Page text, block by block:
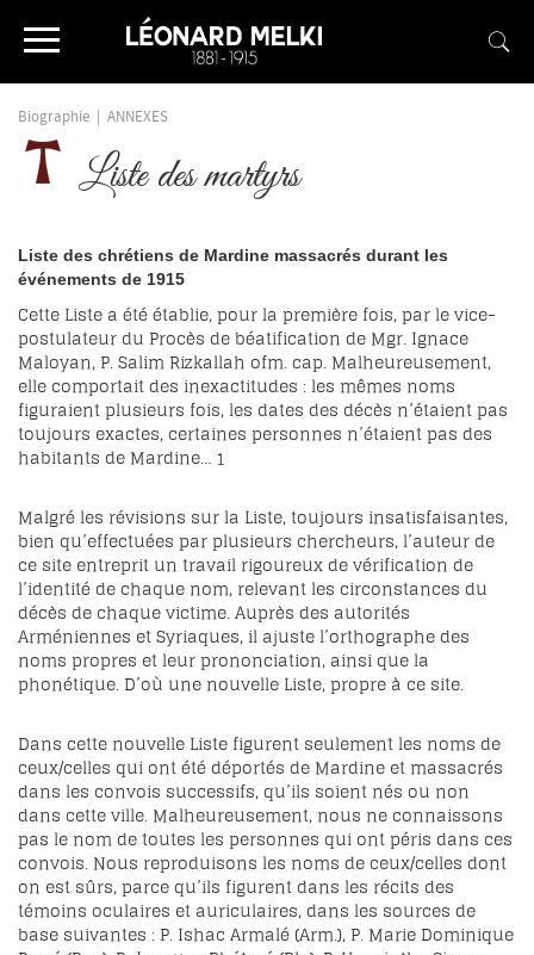
Biographie ANNEXES
Liste des martyrs
Liste des chrétiens de Mardine massacrés durant les
événements de 1915
Cette Liste a été établie, pour la première fois, par le vice-
postulateur du Procès de béatification de Mgr. Ignace
Maloyan, P. Salim Rizkallah ofm. cap. Malheureusement,
elle comportait des inexactitudes : les mêmes noms
figuraient plusieurs fois, les dates des décès n’étaient pas
toujours exactes, certaines personnes n’étaient pas des
habitants de Mardine… 1
Malgré les révisions sur la Liste, toujours insatisfaisantes,
bien qu’effectuées par plusieurs chercheurs, l’auteur de
ce site entreprit un travail rigoureux de vérification de
l’identité de chaque nom, relevant les circonstances du
décès de chaque victime. Auprès des autorités
Arméniennes et Syriaques, il ajuste l’orthographe des
noms propres et leur prononciation, ainsi que la
phonétique. D’où une nouvelle Liste, propre à ce site.
Dans cette nouvelle Liste figurent seulement les noms de
ceux/celles qui ont été déportés de Mardine et massacrés
dans les convois successifs, qu’ils soient nés ou non
dans cette ville. Malheureusement, nous ne connaissons
pas le nom de toutes les personnes qui ont péris dans ces
convois. Nous reproduisons les noms de ceux/celles dont
on est sûrs, parce qu’ils figurent dans les récits des
témoins oculaires et auriculaires, dans les sources de
base suivantes : P. Ishac Armalé (Arm.), P. Marie Dominique